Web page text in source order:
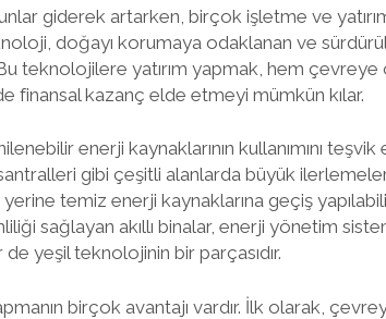
giderek artarken, birçok işletme ve
doğayı korumaya odaklanan ve
teknolojilere yatırım yapmak, hem çevreye
finansal kazanç elde etmeyi mümkün kılar.
enerji kaynaklarının kullanımını
gibi çeşitli alanlarda büyük
yerine temiz enerji kaynaklarına geçiş
sağlayan akıllı binalar, enerji yönetim
yeşil teknolojinin bir parçasıdır.
birçok avantajı vardır. İlk olarak,